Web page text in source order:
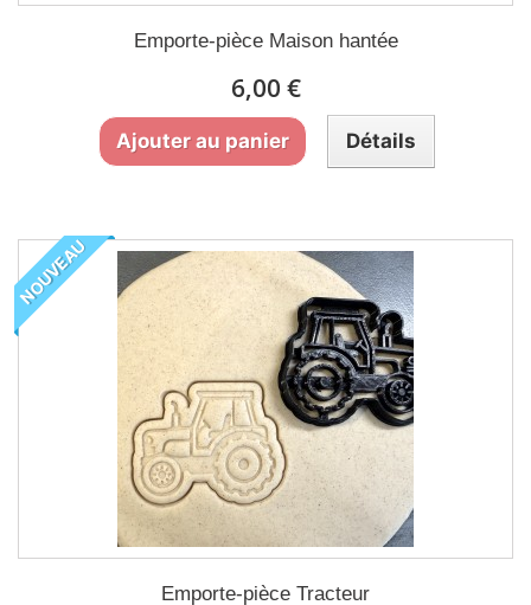
Emporte-pièce Maison hantée
6,00 €
Ajouter au panier Détails
NOUVEAU
Emporte-pièce Tracteur